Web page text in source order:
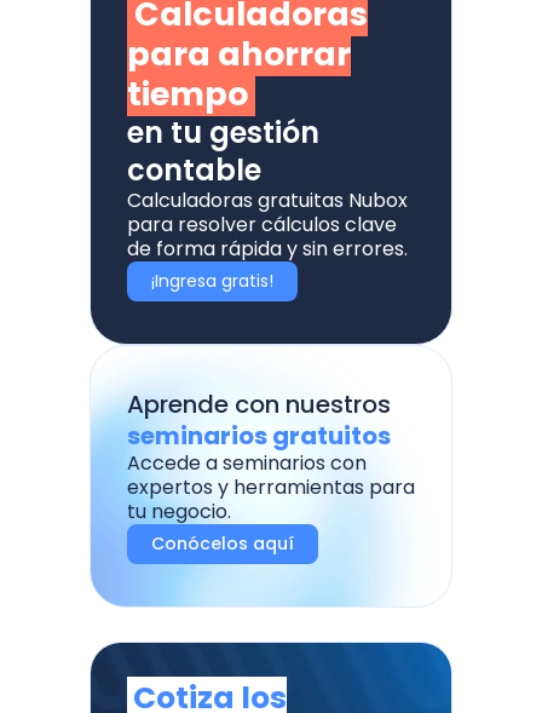
Calculadoras
para ahorrar
tiempo
en tu gestión
contable
Calculadoras gratuitas Nubox
para resolver cálculos clave
de forma rápida y sin errores.
¡Ingresa gratis!
Aprende con nuestros
seminarios gratuitos
Accede a seminarios con
expertos y herramientas para
tu negocio.
Conócelos aquí
Cotiza los